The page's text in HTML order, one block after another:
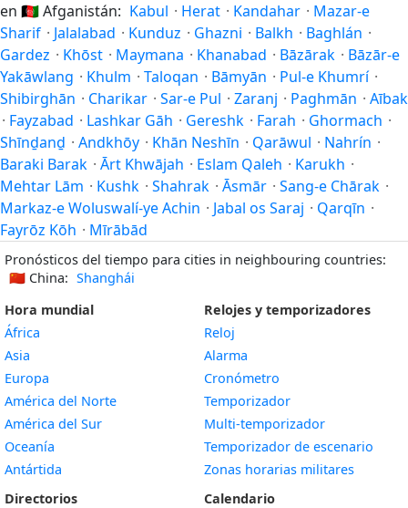
en 🇦🇫Afganistán: Kabul · Herat · Kandahar · Mazar-e
Sharif · Jalalabad · Kunduz · Ghazni · Balkh · Baghlán ·
Gardez · Khōst · Maymana · Khanabad · Bāzārak · Bāzār-e
Yakāwlang · Khulm · Taloqan · Bāmyān · Pul-e Khumrí ·
Shibirghān · Charikar · Sar-e Pul · Zaranj · Paghmān · Aībak
· Fayzabad · Lashkar Gāh · Gereshk · Farah · Ghormach ·
Shīnḏanḏ · Andkhōy · Khān Neshīn · Qarāwul · Nahrín ·
Baraki Barak · Ārt Khwājah · Eslam Qaleh · Karukh ·
Mehtar Lām · Kushk · Shahrak · Āsmār · Sang-e Chārak ·
Markaz-e Woluswalí-ye Achin · Jabal os Saraj · Qarqīn ·
Fayrōz Kōh · Mīrābād
Pronósticos del tiempo para cities in neighbouring countries:
🇨🇳 China: Shanghái
Hora mundial
África
Asia
Europa
América del Norte
América del Sur
Oceanía
Antártida
Directorios
Relojes y temporizadores
Reloj
Alarma
Cronómetro
Temporizador
Multi-temporizador
Temporizador de escenario
Zonas horarias militares
Calendario